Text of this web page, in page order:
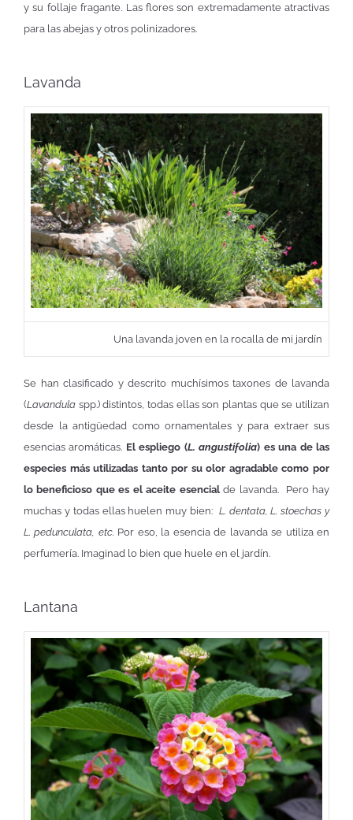
y su follaje fragante. Las flores son extremadamente atractivas
para las abejas y otros polinizadores.
Lavanda
Una lavanda joven en la rocalla de mi jardín
Se han clasificado y descrito muchísimos taxones de lavanda
(Lavandula spp.) distintos, todas ellas son plantas que se utilizan
desde la antigüedad como ornamentales y para extraer sus
esencias aromáticas. El espliego (L. angustifolia) es una de las
especies más utilizadas tanto por su olor agradable como por
lo beneficioso que es el aceite esencialde lavanda. Pero hay
muchas y todas ellas huelen muy bien: L. dentata, L. stoechas y
L. pedunculata, etc. Por eso, la esencia de lavanda se utiliza en
perfumería. Imaginad lo bien que huele en el jardín.
Lantana